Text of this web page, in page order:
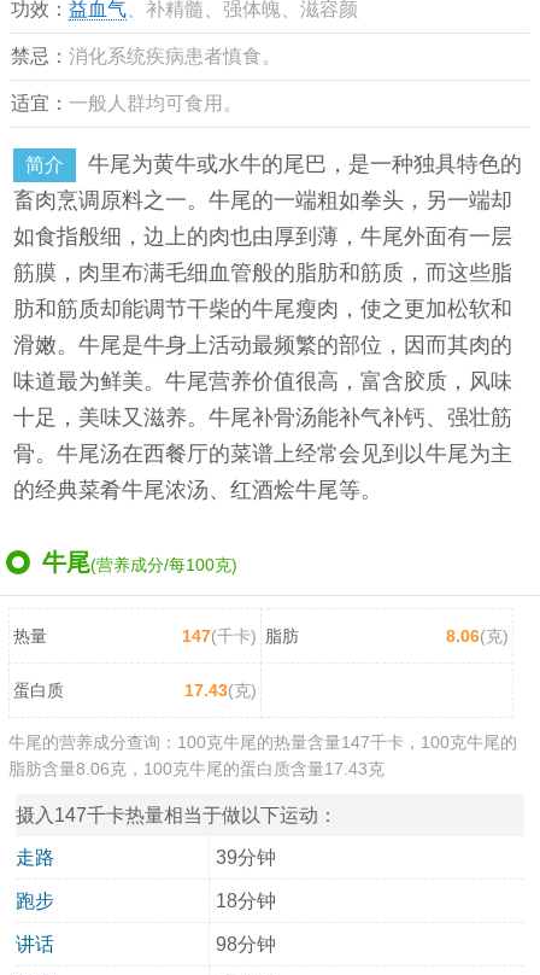
功效： 益血气、补精髓、强体魄、滋容颜
禁忌： 消化系统疾病患者慎食。
适宜： 一般人群均可食用。
简介
牛尾为黄牛或水牛的尾巴，是一种独具特色的
畜肉烹调原料之一。牛尾的一端粗如拳头，另一端却
如食指般细，边上的肉也由厚到薄，牛尾外面有一层
筋膜，肉里布满毛细血管般的脂肪和筋质，而这些脂
肪和筋质却能调节干柴的牛尾瘦肉，使之更加松软和
滑嫩。牛尾是牛身上活动最频繁的部位，因而其肉的
味道最为鲜美。牛尾营养价值很高，富含胶质，风味
十足，美味又滋养。牛尾补骨汤能补气补钙、强壮筋
骨。牛尾汤在西餐厅的菜谱上经常会见到以牛尾为主
的经典菜肴牛尾浓汤、红酒烩牛尾等。
牛尾(营养成分/每100克)
热量 147(千卡) 脂肪 8.06(克)
蛋白质 17.43(克)
牛尾的营养成分查询：100克牛尾的热量含量147千卡，100克牛尾的
脂肪含量8.06克，100克牛尾的蛋白质含量17.43克
摄入147千卡热量相当于做以下运动：
走路 39分钟
跑步 18分钟
讲话 98分钟